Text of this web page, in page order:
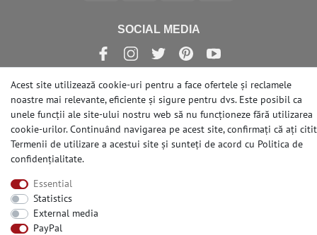
SOCIAL MEDIA
© Copyright 2026 | e-Delux GmbH
Acest site utilizează cookie-uri pentru a face ofertele și reclamele
noastre mai relevante, eficiente și sigure pentru dvs. Este posibil ca
unele funcții ale site-ului nostru web să nu funcționeze fără utilizarea
cookie-urilor. Continuând navigarea pe acest site, confirmați că ați citit
Termenii de utilizare a acestui site și sunteți de acord cu Politica de
confidențialitate.
Essential
Statistics
External media
PayPal